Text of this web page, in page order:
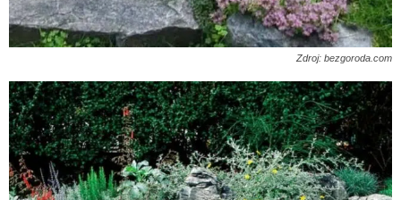
Zdroj: bezgoroda.com